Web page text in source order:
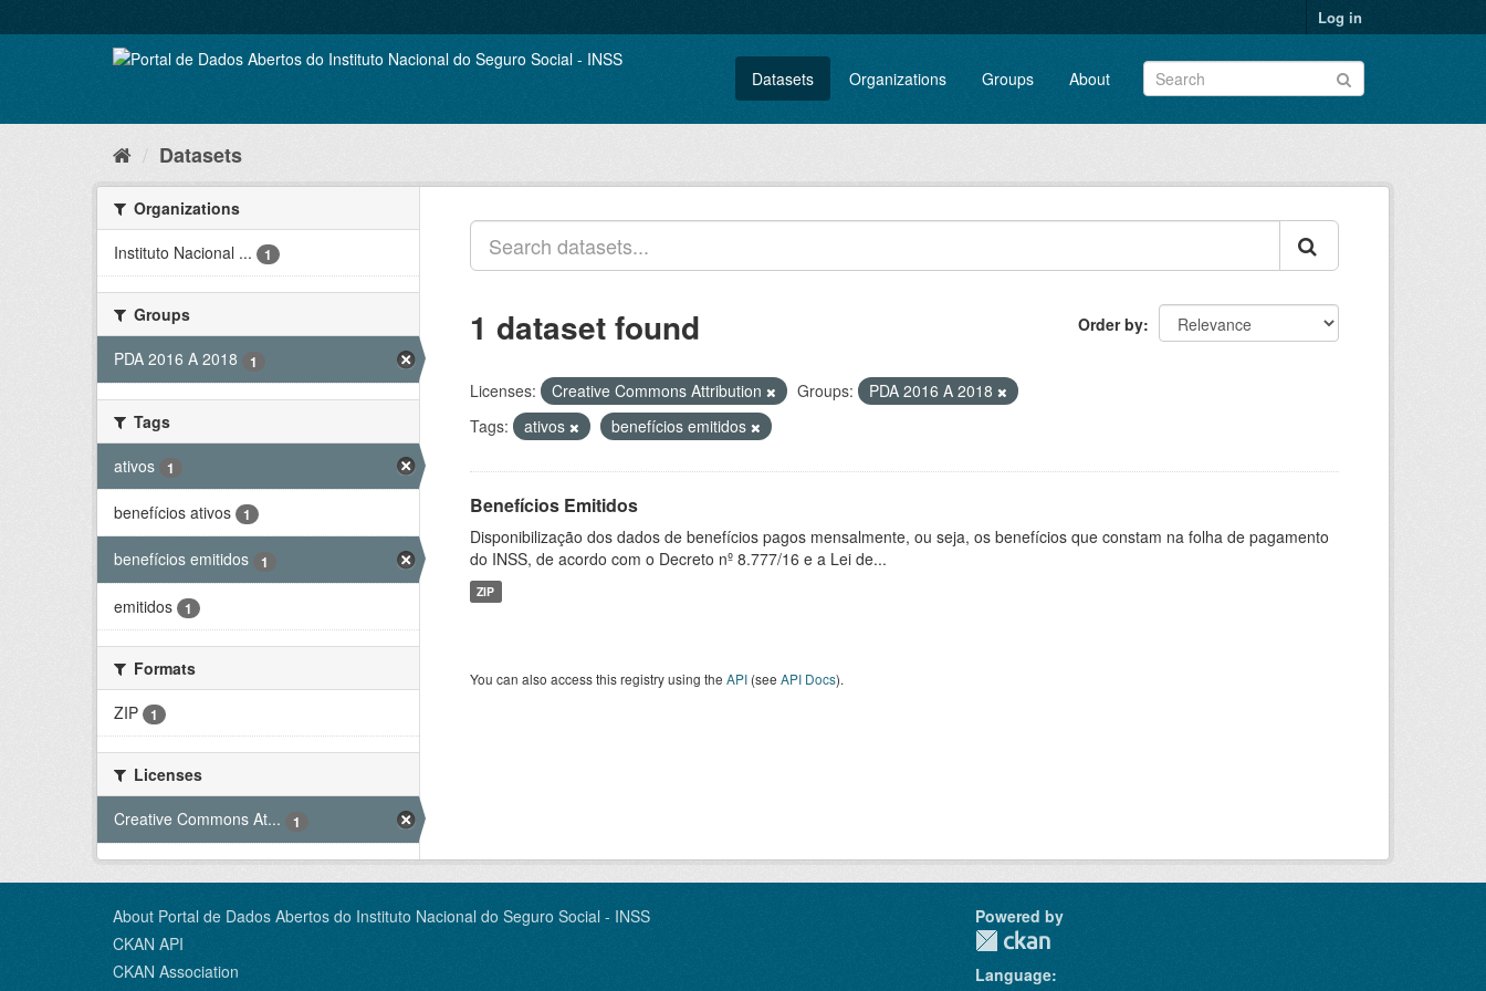
to
Log in
Datasets Organizations Groups About
Datasets
Organizations
Instituto Nacional ...
1
Groups
PDA 2016 A 2018
1
Tags
ativos
1
benefícios ativos 1
benefícios emitidos 1
emitidos 1
Formats
ZIP
1
Licenses
Creative Commons At...
1
Order by
1 dataset found
Licenses: Creative Commons Attribution Groups:
PDA 2016 A 2018
Tags:
ativos benefícios emitidos
Benefícios Emitidos
Disponibilização dos dados de benefícios pagos mensalmente, ou seja, os benefícios que constam na folha de pagamento
do INSS, de acordo com o Decreto nº 8.777/16 e a Lei de...
ZIP
You can also access this registry using the API (see API Docs).
About Portal de Dados Abertos do Instituto Nacional do Seguro Social - INSS
CKAN API
CKAN Association
Powered by
Language